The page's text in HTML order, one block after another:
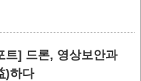
트] 드론, 영상보안과
)하다